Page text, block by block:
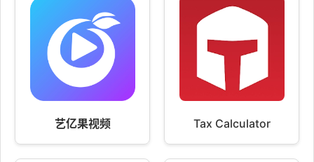
艺亿果视频 Tax Calculator